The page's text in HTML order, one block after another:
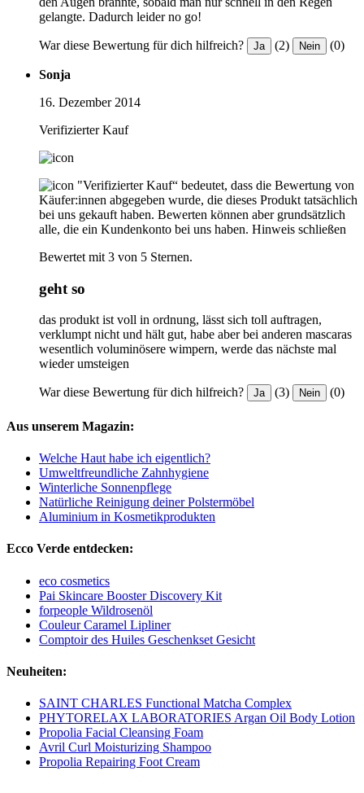
gelangte. Dadurch leider no go!
War diese Bewertung für dich hilfreich? Ja (2) Nein (0)
Sonja
16. Dezember 2014
Verifizierter Kauf
"Verifizierter Kauf“ bedeutet, dass die Bewertung von
Käufer:innen abgegeben wurde, die dieses Produkt tatsächlich
bei uns gekauft haben. Bewerten können aber grundsätzlich
alle, die ein Kundenkonto bei uns haben. Hinweis schließen
Bewertet mit 3 von 5 Sternen.
geht so
das produkt ist voll in ordnung, lässt sich toll auftragen,
verklumpt nicht und hält gut, habe aber bei anderen mascaras
wesentlich voluminösere wimpern, werde das nächste mal
wieder umsteigen
War diese Bewertung für dich hilfreich? Ja (3) Nein (0)
Aus unserem Magazin:
Welche Haut habe ich eigentlich?
Umweltfreundliche Zahnhygiene
Winterliche Sonnenpflege
Natürliche Reinigung deiner Polstermöbel
Aluminium in Kosmetikprodukten
Ecco Verde entdecken:
eco cosmetics
Pai Skincare Booster Discovery Kit
forpeople Wildrosenöl
Couleur Caramel Lipliner
Comptoir des Huiles Geschenkset Gesicht
Neuheiten:
SAINT CHARLES Functional Matcha Complex
PHYTORELAX LABORATORIES Argan Oil Body Lotion
Propolia Facial Cleansing Foam
Avril Curl Moisturizing Shampoo
Propolia Repairing Foot Cream